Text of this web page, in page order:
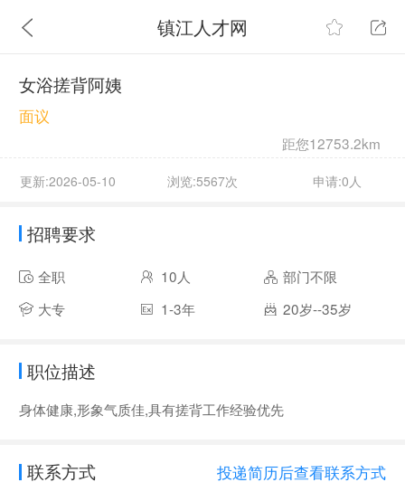
镇江人才网
女浴搓背阿姨
距您12753.2km
面议
更新:2026-05-10 浏览:5567次 申请:0人
招聘要求
全职 10人
部门不限
大专
1-3年 20岁--35岁
职位描述
身体健康,形象气质佳,具有搓背工作经验优先
联系方式 投递简历后查看联系方式